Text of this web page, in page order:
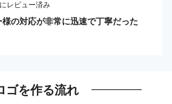
レビュー済み
の対応が非常に迅速で丁寧だった
ゴを作る流れ